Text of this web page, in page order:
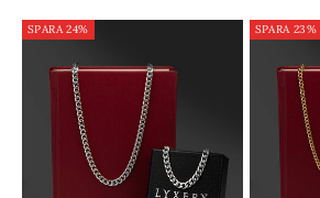
SPARA 24% SPARA 23%